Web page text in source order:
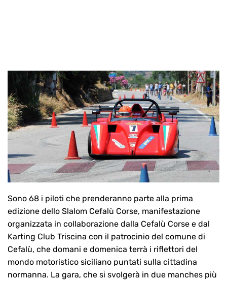
Sono 68 i piloti che prenderanno parte alla prima
edizione dello Slalom Cefalù Corse, manifestazione
organizzata in collaborazione dalla Cefalù Corse e dal
Karting Club Triscina con il patrocinio del comune di
Cefalù, che domani e domenica terrà i riflettori del
mondo motoristico siciliano puntati sulla cittadina
normanna. La gara, che si svolgerà in due manches più